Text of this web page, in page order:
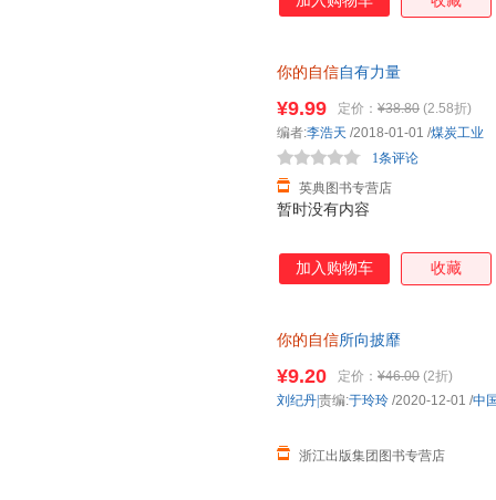
功迟早会笑脸相迎。人生，只
你的自信自有力量
暂时没有内容
¥9.99 定价： ¥38.80 (2.58折)
英典图书专营店
1条评论
编者:李浩天 /2018-01-01 /煤炭工业
加入购物车 收藏
你的自信所向披靡
¥9.20 定价： ¥46.00 (2折)
浙江出版集团图书专营店
刘纪丹|责编:于玲玲 /2020-12-01 /中